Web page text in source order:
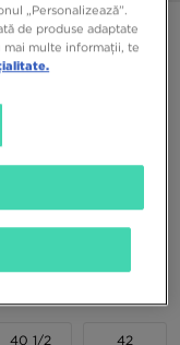
40 1/2 42
„Personalizează”.
de produse adaptate
multe informații, te